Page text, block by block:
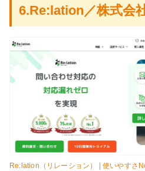
6.Re:lation／株式会
Re:lation（リレーション） | 使いやすさ